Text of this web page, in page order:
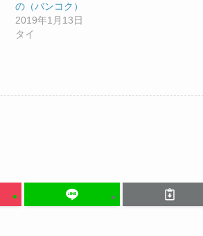
の（バンコク）
2019年1月13日
タイ